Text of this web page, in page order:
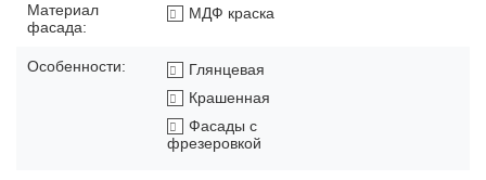
Материал
фасада:
МДФ краска
Особенности:
Глянцевая
Крашенная
Фасады с
фрезеровкой